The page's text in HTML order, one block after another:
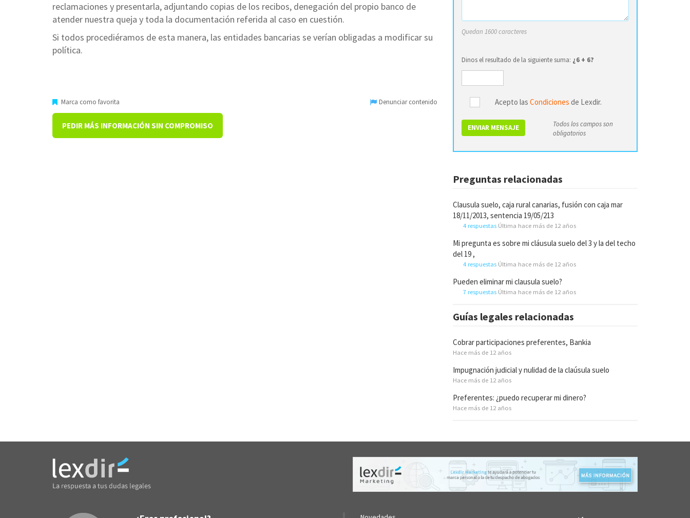
reclamaciones y presentarla, adjuntando copias de los recibos, denegación del propio banco de
atender nuestra queja y toda la documentación referida al caso en cuestión.
Si todos procediéramos de esta manera, las entidades bancarias se verían obligadas a modificar su
política.
Marca como favorita Denunciar contenido
PEDIR MÁS INFORMACIÓN SIN COMPROMISO
Quedan 1600 caracteres
Dinos el resultado de la siguiente suma: ¿6 + 6?
Acepto las Condiciones de Lexdir.
ENVIAR MENSAJE
Todos los campos son
obligatorios
Preguntas relacionadas
Clausula suelo, caja rural canarias, fusión con caja mar
18/11/2013, sentencia 19/05/213
4 respuestas Última hace más de 12 años
Mi pregunta es sobre mi cláusula suelo del 3 y la del techo
del 19 ,
4 respuestas Última hace más de 12 años
Pueden eliminar mi clausula suelo?
7 respuestas Última hace más de 12 años
Guías legales relacionadas
Cobrar participaciones preferentes, Bankia
Hace más de 12 años
Impugnación judicial y nulidad de la claúsula suelo
Hace más de 12 años
Preferentes: ¿puedo recuperar mi dinero?
Hace más de 12 años